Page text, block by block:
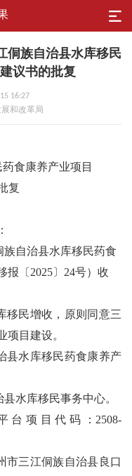
侗族自治县水库移民
议书的批复
16:27
和改革局
食康养产业项目
复
自治县水库移民药食
报〔 2025〕 24号）收
移民增收，原则同意三
项目建设。
县水库移民药食康养产
水库移民事务中心。
台 项 目 代 码 ： 2508-
市三江侗族自治县良口